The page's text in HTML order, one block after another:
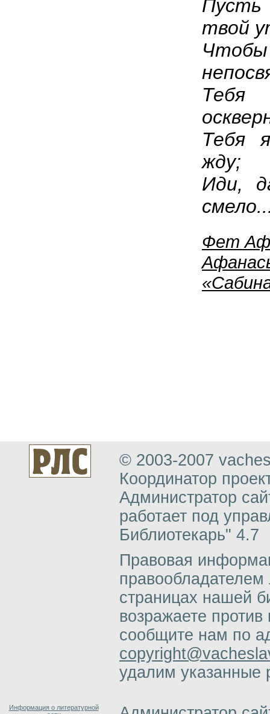
твой
Тебя
жду;
Иди,
Фет
© 2003-2007
Координатор
Администратор
работает под
Библиотекарь" 4.7
Правовая
страницах нашей
возражаете
сообщите нам по
удалим указанные
Информация о литературной